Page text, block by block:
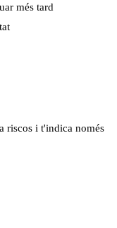
més tard
riscos i t'indica només